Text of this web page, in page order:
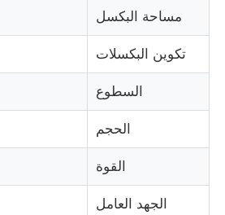
قاد شاشة فيلم شفاف
شاشة LED شفافة
شاشة LED طائرة بدون طيار
مساحة البكسل
تكوين البكسلات
السطوع
الحجم
القوة
الجهد العامل